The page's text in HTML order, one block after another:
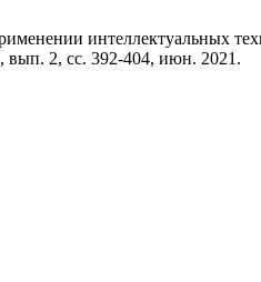
интеллектуальных
вып. 2, сс. 392-404, июн. 2021.